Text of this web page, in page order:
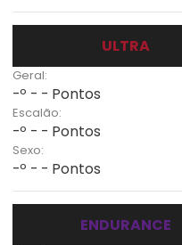
ULTRA
Geral:
-º - - Pontos
Escalão:
-º - - Pontos
Sexo:
-º - - Pontos
ENDURANCE